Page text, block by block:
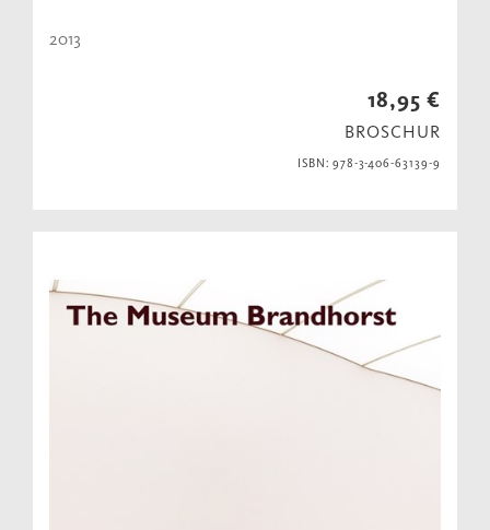
2013
18,95 €
BROSCHUR
ISBN: 978-3-406-63139-9